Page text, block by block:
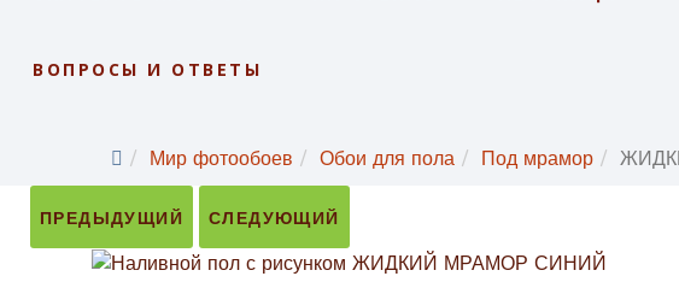
ВОПРОСЫ И ОТВЕТЫ
Мир фотообоев Обои для пола Под мрамор
ПРЕДЫДУЩИЙ СЛЕДУЮЩИЙ